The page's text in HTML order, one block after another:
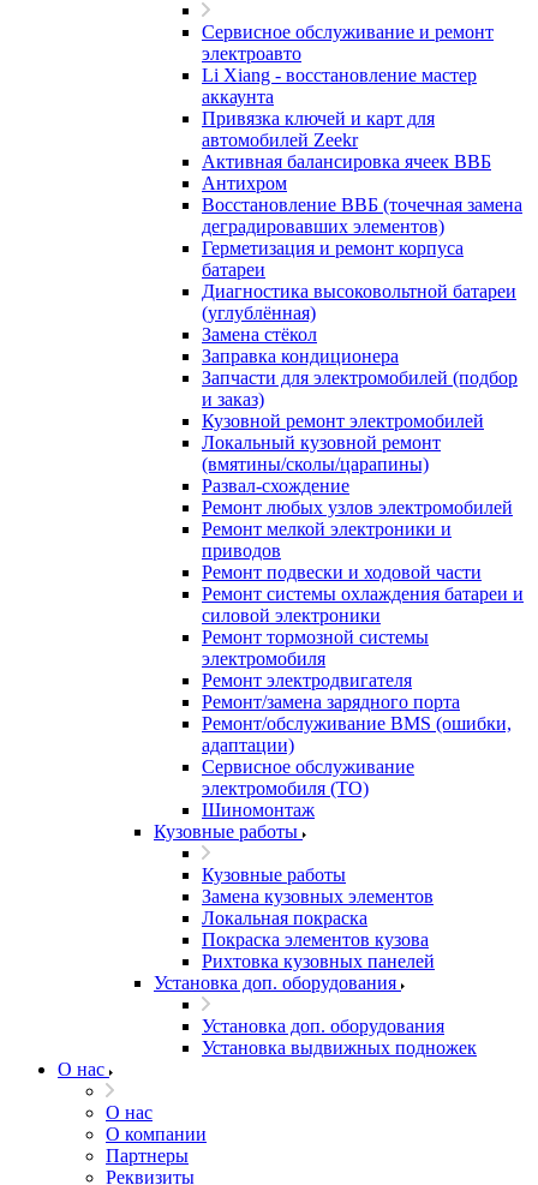
Сервисное обслуживание и ремонт
электроавто
Li Xiang - восстановление мастер
аккаунта
Привязка ключей и карт для
автомобилей Zeekr
Активная балансировка ячеек ВВБ
Антихром
Восстановление ВВБ (точечная замена
деградировавших элементов)
Герметизация и ремонт корпуса
батареи
Диагностика высоковольтной батареи
(углублённая)
Замена стёкол
Заправка кондиционера
Запчасти для электромобилей (подбор
и заказ)
Кузовной ремонт электромобилей
Локальный кузовной ремонт
(вмятины/сколы/царапины)
Развал-схождение
Ремонт любых узлов электромобилей
Ремонт мелкой электроники и
приводов
Ремонт подвески и ходовой части
Ремонт системы охлаждения батареи и
силовой электроники
Ремонт тормозной системы
электромобиля
Ремонт электродвигателя
Ремонт/замена зарядного порта
Ремонт/обслуживание BMS (ошибки,
адаптации)
Сервисное обслуживание
электромобиля (ТО)
Шиномонтаж
Кузовные работы
Кузовные работы
Замена кузовных элементов
Локальная покраска
Покраска элементов кузова
Рихтовка кузовных панелей
Установка доп. оборудования
Установка доп. оборудования
Установка выдвижных подножек
О нас
О нас
О компании
Партнеры
Реквизиты